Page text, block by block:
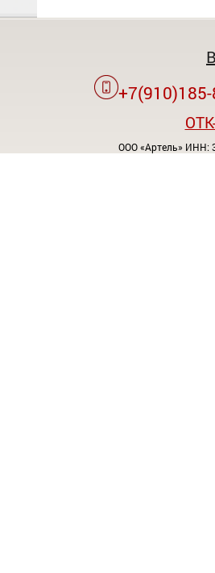
ООО «Артель» ИНН: